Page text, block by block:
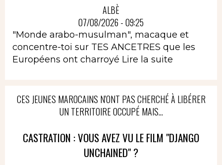
ALBÈ
07/08/2026 - 09:25
"Monde arabo-musulman", macaque et
concentre-toi sur TES ANCETRES que les
Européens ont charroyé Lire la suite
CES JEUNES MAROCAINS N'ONT PAS CHERCHÉ À LIBÉRER
UN TERRITOIRE OCCUPÉ MAIS...
CASTRATION : VOUS AVEZ VU LE FILM "DJANGO
UNCHAINED" ?